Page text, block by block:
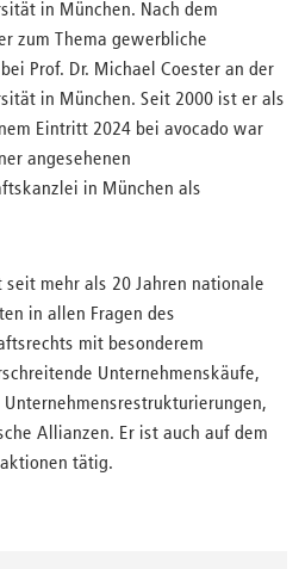
in München. Nach dem
zum Thema gewerbliche
Prof. Dr. Michael Coester an der
in München. Seit 2000 ist er als
Eintritt 2024 bei avocado war
angesehenen
in München als
seit mehr als 20 Jahren nationale
in allen Fragen des
mit besonderem
Unternehmenskäufe,
Unternehmensrestrukturierungen,
Allianzen. Er ist auch auf dem
tätig.